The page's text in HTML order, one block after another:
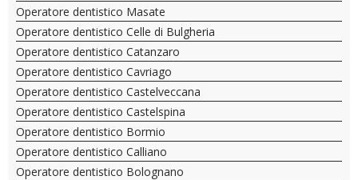
Operatore dentistico Masate
Operatore dentistico Celle di Bulgheria
Operatore dentistico Catanzaro
Operatore dentistico Cavriago
Operatore dentistico Castelveccana
Operatore dentistico Castelspina
Operatore dentistico Bormio
Operatore dentistico Calliano
Operatore dentistico Bolognano